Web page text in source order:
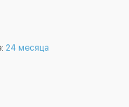
24 месяца